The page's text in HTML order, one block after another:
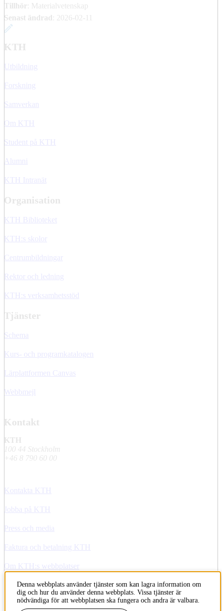
Tillhör
: Materialvetenskap
Senast ändrad
2026-02-11
KTH
Utbildning
Forskning
Samverkan
Om KTH
Student på KTH
Alumni
KTH Intranät
Organisation
KTH Biblioteket
KTH:s skolor
Centrumbildningar
Rektor och ledning
KTH:s verksamhetsstöd
Tjänster
Schema
Kurs- och programkatalogen
Lärplattformen Canvas
Webbmejl
Kontakt
KTH
100 44 Stockholm
+46 8 790 60 00
Kontakta KTH
Jobba på KTH
Press och media
Faktura och betalning KTH
Om KTH:s webbplatser
Tillgänglighetsredogörelse
Denna webbplats använder tjänster som kan lagra information om
dig och hur du använder denna webbplats. Vissa tjänster är
nödvändiga för att webbplatsen ska fungera och andra är valbara.